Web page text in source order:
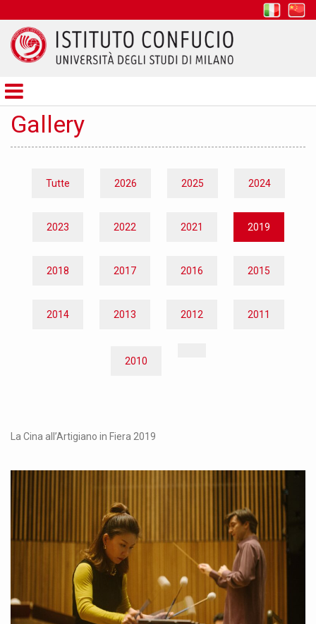
Confucio
Gallery
Tutte 2026 2025 2024
2023 2022 2021 2019
2018 2017 2016 2015
2014 2013 2012 2011
2010
La Cina all’Artigiano in Fiera 2019